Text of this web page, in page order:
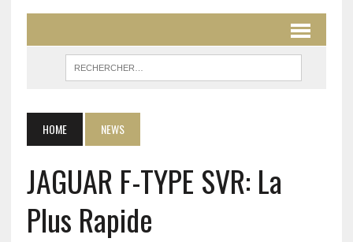
HOME NEWS
JAGUAR F-TYPE SVR: La
Plus Rapide